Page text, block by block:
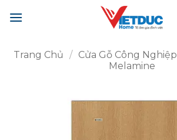
qua
dungTrang Chủ / Cửa Gỗ Công Nghiệp
Melamine